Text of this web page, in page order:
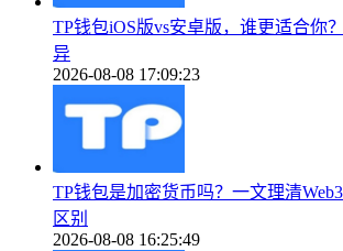
TP钱包iOS版vs安卓版，谁更适合你
异
2026-08-08 17:09:23
TP钱包是加密货币吗？一文理清
区别
2026-08-08 16:25:49